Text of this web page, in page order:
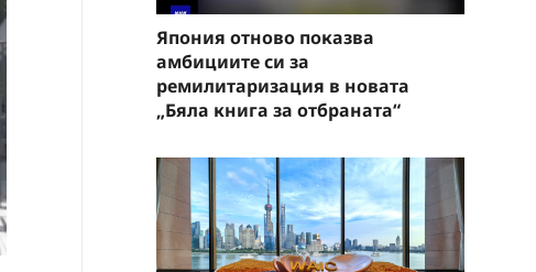
Япония отново показва
амбициите си за
ремилитаризация в новата
„Бяла книга за отбраната“